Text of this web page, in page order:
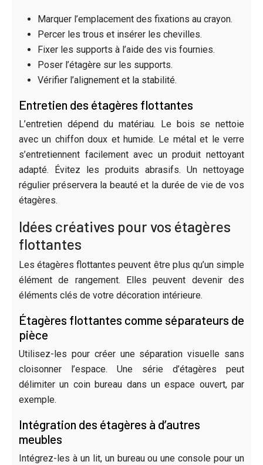
Marquer l’emplacement des fixations au crayon.
Percer les trous et insérer les chevilles.
Fixer les supports à l’aide des vis fournies.
Poser l’étagère sur les supports.
Vérifier l’alignement et la stabilité.
Entretien des étagères flottantes
L’entretien dépend du matériau. Le bois se nettoie
avec un chiffon doux et humide. Le métal et le verre
s’entretiennent facilement avec un produit nettoyant
adapté. Évitez les produits abrasifs. Un nettoyage
régulier préservera la beauté et la durée de vie de vos
étagères.
Idées créatives pour vos étagères
flottantes
Les étagères flottantes peuvent être plus qu’un simple
élément de rangement. Elles peuvent devenir des
éléments clés de votre décoration intérieure.
Étagères flottantes comme séparateurs de
pièce
Utilisez-les pour créer une séparation visuelle sans
cloisonner l’espace. Une série d’étagères peut
délimiter un coin bureau dans un espace ouvert, par
exemple.
Intégration des étagères à d’autres
meubles
Intégrez-les à un lit, un bureau ou une console pour un